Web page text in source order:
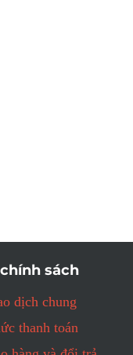
sách
dịch chung
thanh toán